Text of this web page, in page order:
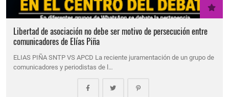
Libertad de asociación no debe ser motivo de persecución entre
comunicadores de Elías Piña
ELIAS PIÑA SNTP VS APCD La reciente juramentación de un grupo de
comunicadores y periodistas de l…